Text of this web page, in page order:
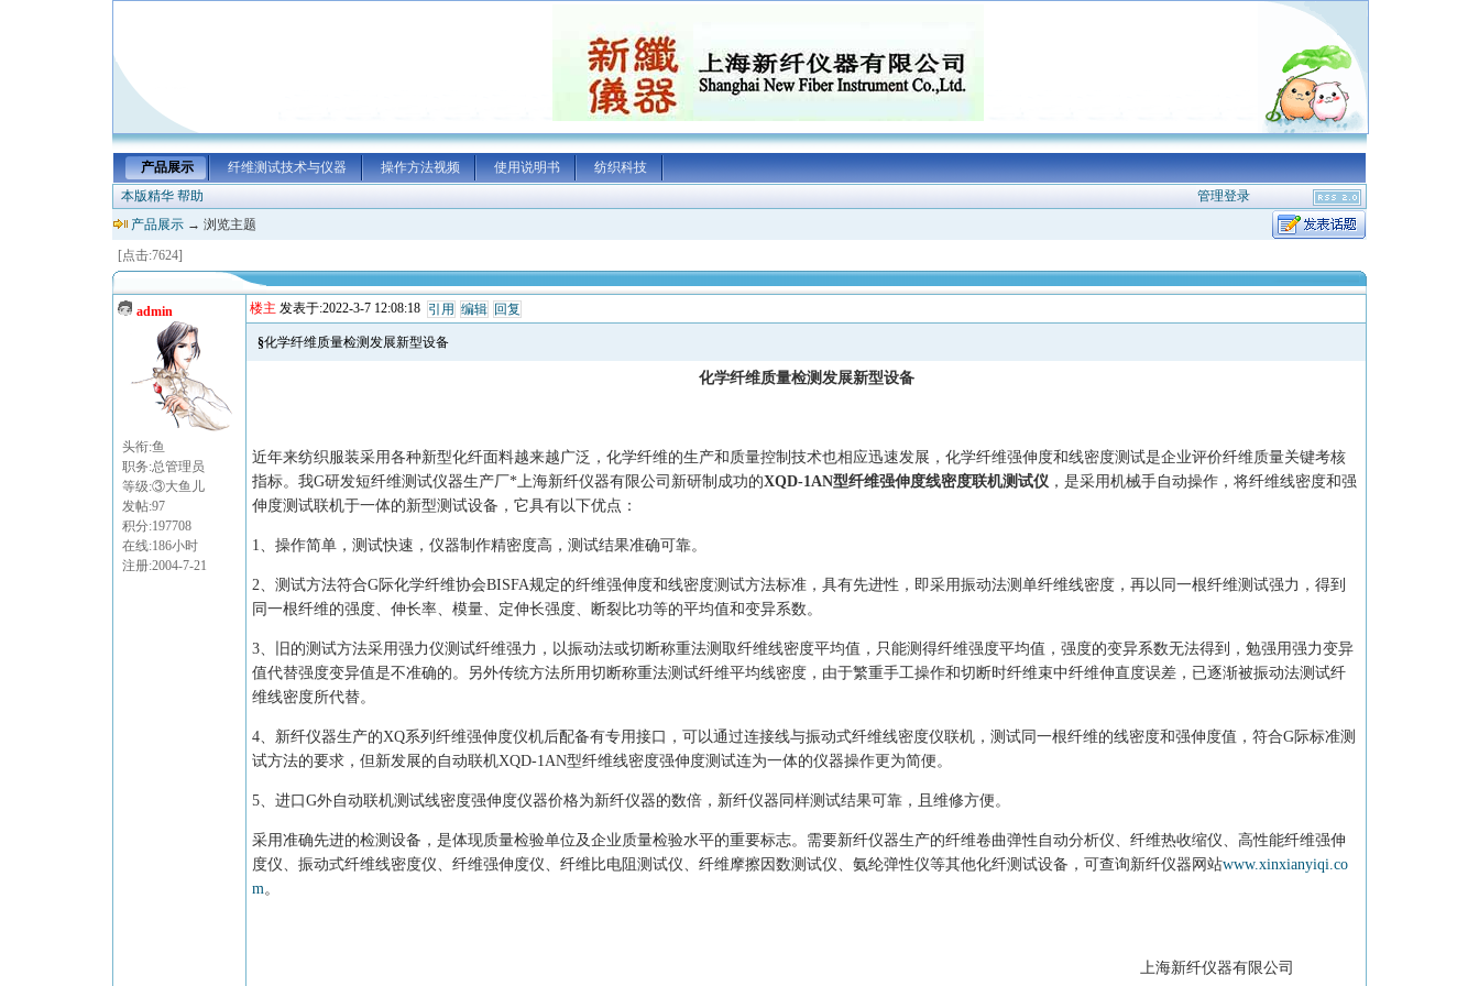
产品展示 纤维测试技术与仪器 操作方法视频 使用说明书
纺织科技
本版精华 帮助
管理登录
产品展示 → 浏览主题
[点击:7624]
admin
头衔:鱼
职务:总管理员
等级:③大鱼儿
发帖:97
积分:197708
在线:186小时
注册:2004-7-21
楼主 发表于:2022-3-7 12:08:18 引用 编辑 回复
§化学纤维质量检测发展新型设备
化学纤维质量检测发展新型设备
近年来纺织服装采用各种新型化纤面料越来越广泛，化学纤维的生产和质量控制技术也相应迅速发展，化学纤维强伸度和线密度测试是企业评价纤维质量关键考核
指标。我G研发短纤维测试仪器生产厂*上海新纤仪器有限公司新研制成功的XQD-1AN型纤维强伸度线密度联机测试仪 ，是采用机械手自动操作，将纤维线密度和强
伸度测试联机于一体的新型测试设备，它具有以下优点：
1、 操作简单，测试快速，仪器制作精密度高，测试结果准确可靠。
2、 测试方法符合G际化学纤维协会BISFA规定的纤维强伸度和线密度测试方法标准，具有先进性，即采用振动法测单纤维线密度，再以同一根纤维测试强力，得到
同一根纤维的强度、伸长率、模量、定伸长强度、断裂比功等的平均值和变异系数。
3、
旧的测试方法采用强力仪测试纤维强力，以振动法或切断称重法测取纤维线密度平均值，只能测得纤维强度平均值，强度的变异系数无法得到，勉强用强力变异
值代替强度变异值是不准确的。另外传统方法所用切断称重法测试纤维平均线密度，由于繁重手工操作和切断时纤维束中纤维伸直度误差，已逐渐被振动法测试纤
维线密度所代替。
4、 新纤仪器生产的XQ系列纤维强伸度仪机后配备有专用接口，可以通过连接线与振动式纤维线密度仪联机，测试同一根纤维的线密度和强伸度值，符合G际标准测
试方法的要求，但新发展的自动联机XQD-1AN型纤维线密度强伸度测试连为一体的仪器操作更为简便。
5、 进口G外自动联机测试线密度强伸度仪器价格为新纤仪器的数倍，新纤仪器同样测试结果可靠，且维修方便。
采用准确先进的检测设备，是体现质量检验单位及企业质量检验水平的重要标志。需要新纤仪器生产的纤维卷曲弹性自动分析仪、纤维热收缩仪、高性能纤维强伸
度仪、振动式纤维线密度仪、纤维强伸度仪、纤维比电阻测试仪、纤维摩擦因数测试仪、氨纶弹性仪等其他化纤测试设备，可查询新纤仪器网站www.xinxianyiqi.co
m。
上海新纤仪器有限公司